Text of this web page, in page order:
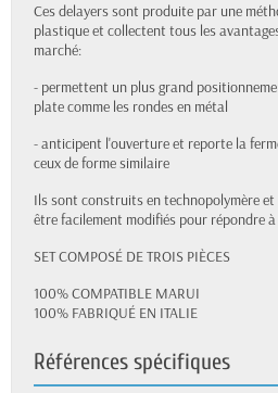
Ces delayers sont produite par une
plastique et collectent tous les
marché:
- permettent un plus grand
plate comme les rondes en métal
- anticipent l'ouverture et reporte la
ceux de forme similaire
Ils sont construits en technopolymère
être facilement modifiés pour répondre
SET COMPOSÉ DE TROIS PIÈCES
100% COMPATIBLE MARUI
100% FABRIQUÉ EN ITALIE
Références spécifiques